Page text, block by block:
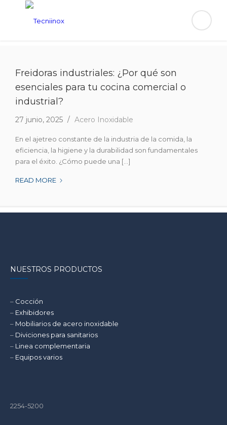
Freidoras industriales: ¿Por qué son
esenciales para tu cocina comercial o
industrial?
27 junio, 2025 Acero Inoxidable
En el ajetreo constante de la industria de la comida, la
eficiencia, la higiene y la durabilidad son fundamentales
para el éxito. ¿Cómo puede una [...]
READ MORE
QUÉ
COCINA
NUESTROS PRODUCTOS
– Cocción
– Exhibidores
– Mobiliarios de acero inoxidable
– Diviciones para sanitarios
– Linea complementaria
– Equipos varios
2254-5200